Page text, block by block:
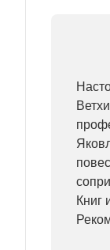
Книг